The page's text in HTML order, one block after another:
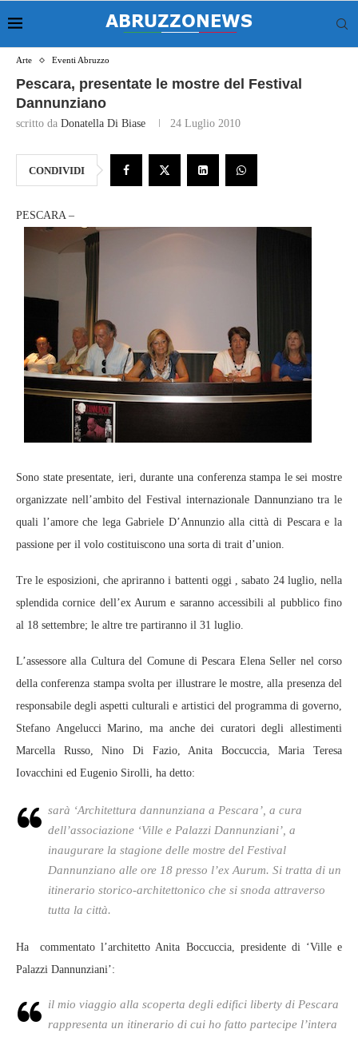
Arte Eventi Abruzzo
Pescara, presentate le mostre del Festival
Dannunziano
scritto da Donatella Di Biase 24 Luglio 2010
CONDIVIDI
PESCARA –
Sono state presentate, ieri, durante una conferenza stampa le sei mostre
organizzate nell’ambito del Festival internazionale Dannunziano tra le
quali l’amore che lega Gabriele D’Annunzio alla città di Pescara e la
passione per il volo costituiscono una sorta di trait d’union.
Tre le esposizioni, che apriranno i battenti oggi , sabato 24 luglio, nella
splendida cornice dell’ex Aurum e saranno accessibili al pubblico fino
al 18 settembre; le altre tre partiranno il 31 luglio.
L’assessore alla Cultura del Comune di Pescara Elena Seller nel corso
della conferenza stampa svolta per illustrare le mostre, alla presenza del
responsabile degli aspetti culturali e artistici del programma di governo,
Stefano Angelucci Marino, ma anche dei curatori degli allestimenti
Marcella Russo, Nino Di Fazio, Anita Boccuccia, Maria Teresa
Iovacchini ed Eugenio Sirolli, ha detto:
sarà ‘Architettura dannunziana a Pescara’, a cura
dell’associazione ‘Ville e Palazzi Dannunziani’, a
inaugurare la stagione delle mostre del Festival
Dannunziano alle ore 18 presso l’ex Aurum. Si tratta di un
itinerario storico-architettonico che si snoda attraverso
tutta la città.
Ha commentato l’architetto Anita Boccuccia, presidente di ‘Ville e
Palazzi Dannunziani’:
il mio viaggio alla scoperta degli edifici liberty di Pescara
rappresenta un itinerario di cui ho fatto partecipe l’intera